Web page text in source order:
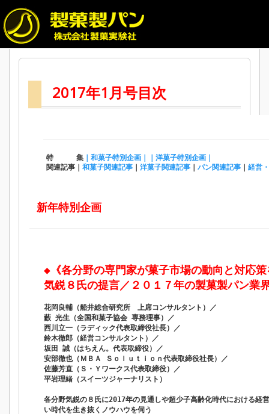
2017年1月号目次
特 集｜和菓子特別企画｜
｜洋菓子特別企画｜
関連記事｜ 和菓子関連記事｜ 洋菓子関連記事｜ パン関連記事｜ 経営
新年特別企画
◆《各分野の専門家が菓子市場の動向と対応
気鋭８氏の提言／２０１７年の製菓製パン業
花岡良輔（船井総合研究所 上席コンサルタント）／
藪 光生（全国和菓子協会 専務理事）／
西川立一（ラディック代表取締役社長）／
鈴木徹郎（経営コンサルタント）／
坂田 誠（はちえん。代表取締役）／
安部徹也（ＭＢＡ Ｓｏｌｕｔｉｏｎ代表取締役社長）／
佐藤芳直（Ｓ・Ｙワークス代表取締役）／
平岩理緒（スイーツジャーナリスト）
各分野気鋭の８氏に2017年の見通しや超少子高齢化時代における経
い時代を生き抜くノウハウを伺う